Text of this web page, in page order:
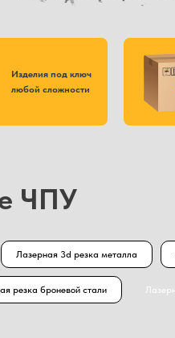
Изделия под ключ
любой сложности
ЧПУ
Лазерная 3d резка металла
резка броневой стали